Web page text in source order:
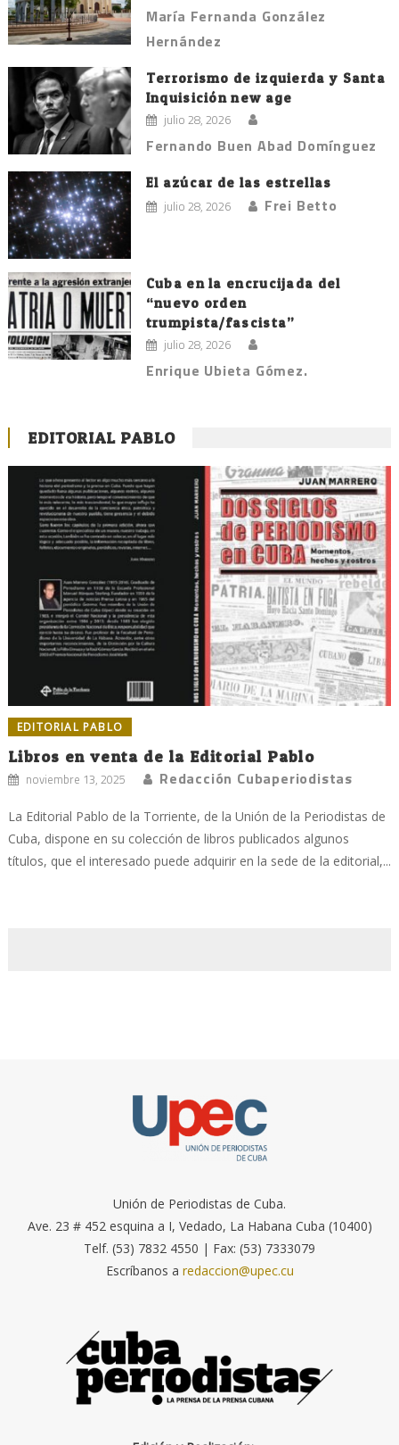
María Fernanda González
Hernández
Terrorismo de izquierda y Santa
Inquisición new age
julio 28, 2026
Fernando Buen Abad Domínguez
El azúcar de las estrellas
julio 28, 2026 Frei Betto
Cuba en la encrucijada del
“nuevo orden
trumpista/fascista”
julio 28, 2026
Enrique Ubieta Gómez.
EDITORIAL PABLO
EDITORIAL PABLO
Libros en venta de la Editorial Pablo
noviembre 13, 2025 Redacción Cubaperiodistas
La Editorial Pablo de la Torriente, de la Unión de la Periodistas de
Cuba, dispone en su colección de libros publicados algunos
títulos, que el interesado puede adquirir en la sede de la editorial,...
Unión de Periodistas de Cuba.
Ave. 23 # 452 esquina a I, Vedado, La Habana Cuba (10400)
Telf. (53) 7832 4550 | Fax: (53) 7333079
Escríbanos a redaccion@upec.cu